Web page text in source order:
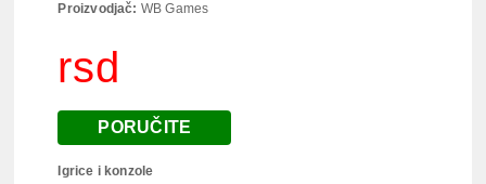
Proizvodjač: WB Games
rsd
PORUČITE
Igrice i konzole